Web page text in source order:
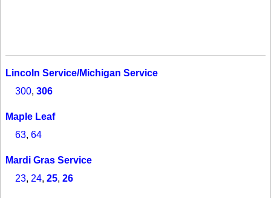
Lincoln Service/Michigan Service
300, 306
Maple Leaf
63, 64
Mardi Gras Service
23, 24, 25, 26